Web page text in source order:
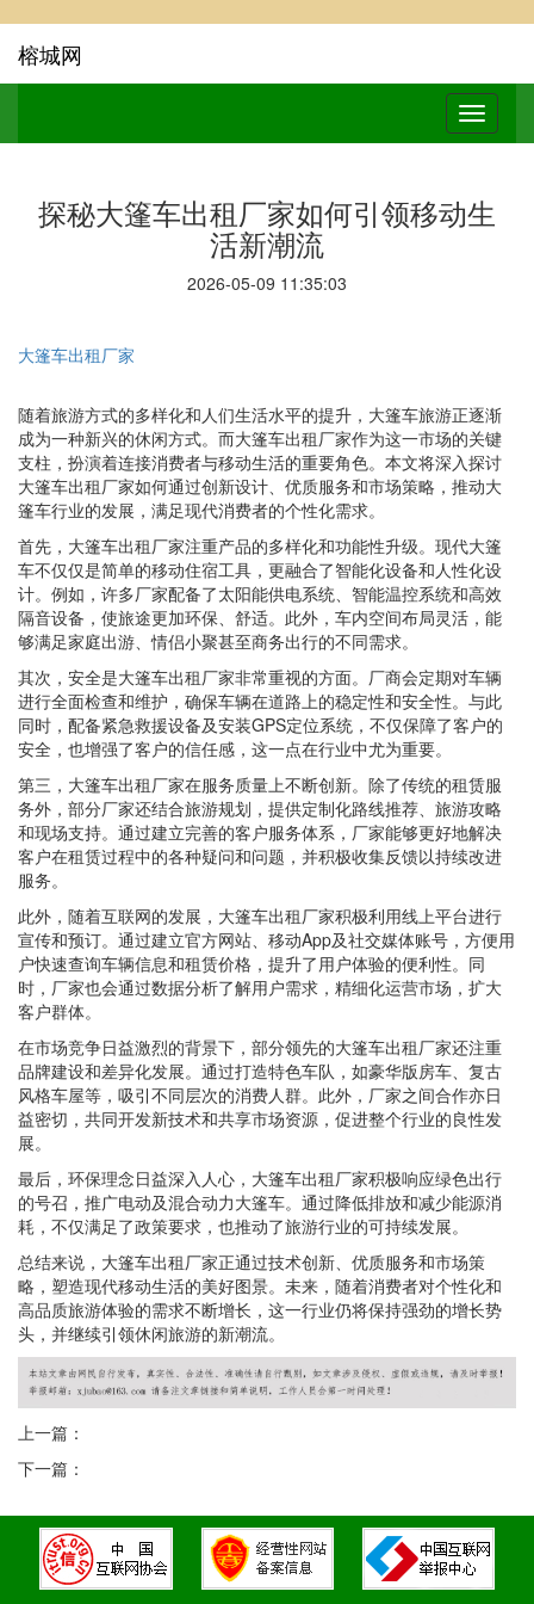
榕城网
探秘大篷车出租厂家如何引领移动生
活新潮流
2026-05-09 11:35:03
大篷车出租厂家
随着旅游方式的多样化和人们生活水平的提升，大篷车旅游正逐渐
成为一种新兴的休闲方式。而大篷车出租厂家作为这一市场的关键
支柱，扮演着连接消费者与移动生活的重要角色。本文将深入探讨
大篷车出租厂家如何通过创新设计、优质服务和市场策略，推动大
篷车行业的发展，满足现代消费者的个性化需求。
首先，大篷车出租厂家注重产品的多样化和功能性升级。现代大篷
车不仅仅是简单的移动住宿工具，更融合了智能化设备和人性化设
计。例如，许多厂家配备了太阳能供电系统、智能温控系统和高效
隔音设备，使旅途更加环保、舒适。此外，车内空间布局灵活，能
够满足家庭出游、情侣小聚甚至商务出行的不同需求。
其次，安全是大篷车出租厂家非常重视的方面。厂商会定期对车辆
进行全面检查和维护，确保车辆在道路上的稳定性和安全性。与此
同时，配备紧急救援设备及安装GPS定位系统，不仅保障了客户的
安全，也增强了客户的信任感，这一点在行业中尤为重要。
第三，大篷车出租厂家在服务质量上不断创新。除了传统的租赁服
务外，部分厂家还结合旅游规划，提供定制化路线推荐、旅游攻略
和现场支持。通过建立完善的客户服务体系，厂家能够更好地解决
客户在租赁过程中的各种疑问和问题，并积极收集反馈以持续改进
服务。
此外，随着互联网的发展，大篷车出租厂家积极利用线上平台进行
宣传和预订。通过建立官方网站、移动App及社交媒体账号，方便用
户快速查询车辆信息和租赁价格，提升了用户体验的便利性。同
时，厂家也会通过数据分析了解用户需求，精细化运营市场，扩大
客户群体。
在市场竞争日益激烈的背景下，部分领先的大篷车出租厂家还注重
品牌建设和差异化发展。通过打造特色车队，如豪华版房车、复古
风格车屋等，吸引不同层次的消费人群。此外，厂家之间合作亦日
益密切，共同开发新技术和共享市场资源，促进整个行业的良性发
展。
最后，环保理念日益深入人心，大篷车出租厂家积极响应绿色出行
的号召，推广电动及混合动力大篷车。通过降低排放和减少能源消
耗，不仅满足了政策要求，也推动了旅游行业的可持续发展。
总结来说，大篷车出租厂家正通过技术创新、优质服务和市场策
略，塑造现代移动生活的美好图景。未来，随着消费者对个性化和
高品质旅游体验的需求不断增长，这一行业仍将保持强劲的增长势
头，并继续引领休闲旅游的新潮流。
上一篇：
下一篇：